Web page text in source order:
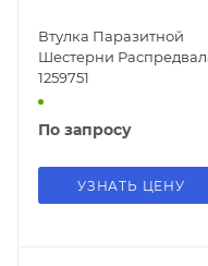
Втулка Паразитной
Шестерни
1259751
По запросу
УЗНАТЬ ЦЕНУ